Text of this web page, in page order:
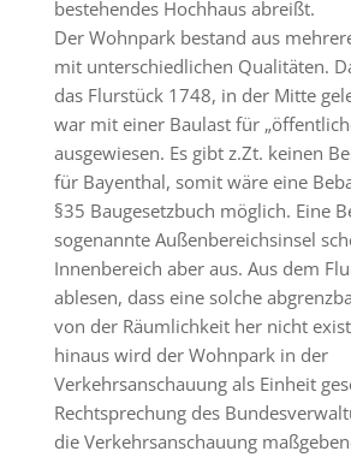
bestehendes Hochhaus abreißt.
Der Wohnpark bestand aus
mit unterschiedlichen Qualitäten.
das Flurstück 1748, in der Mitte
war mit einer Baulast für
ausgewiesen. Es gibt z.Zt. keinen
für Bayenthal, somit wäre eine
§35 Baugesetzbuch möglich. Eine
sogenannte Außenbereichsinsel
Innenbereich aber aus. Aus dem
ablesen, dass eine solche
von der Räumlichkeit her nicht
hinaus wird der Wohnpark in der
Verkehrsanschauung als Einheit
Rechtsprechung des
die Verkehrsanschauung